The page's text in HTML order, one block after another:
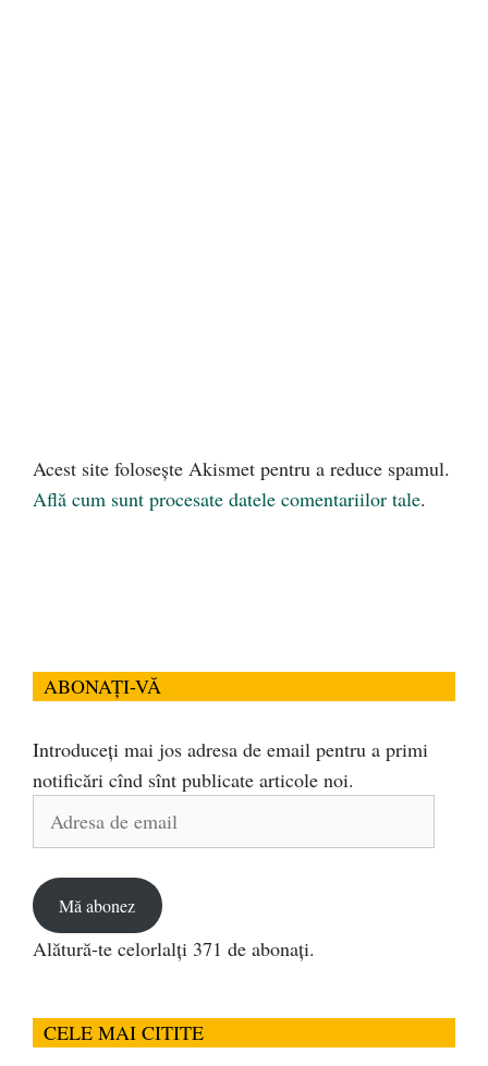
Acest site folosește Akismet pentru a reduce spamul.
Află cum sunt procesate datele comentariilor tale.
ABONAȚI-VĂ
Introduceți mai jos adresa de email pentru a primi
notificări cînd sînt publicate articole noi.
Adresa
Mă abonez
Alătură-te celorlalți 371 de abonați.
CELE MAI CITITE